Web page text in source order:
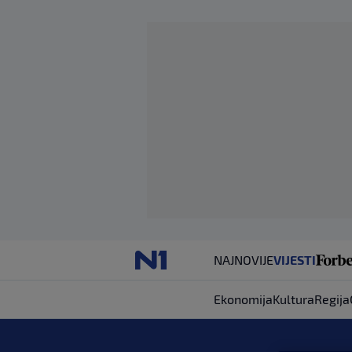
NAJNOVIJEVIJESTI
EkonomijaKulturaRegija